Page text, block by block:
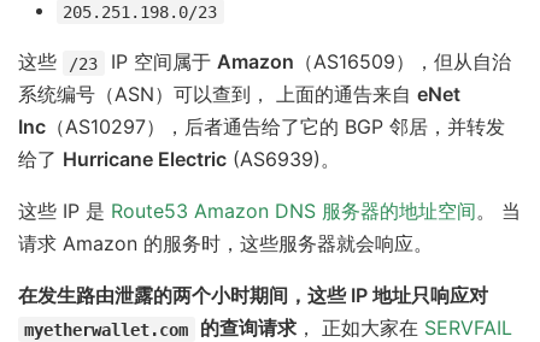
205.251.198.0/23
这些 /23 IP 空间属于 Amazon （AS16509），但从自治
系统编号（ASN）可以查到， 上面的通告来自 eNet
Inc （AS10297），后者通告给了它的 BGP 邻居，并转发
给了 Hurricane Electric (AS6939)。
这些 IP 是 Route53 Amazon DNS 服务器的地址空间。 当
请求 Amazon 的服务时，这些服务器就会响应。
在发生路由泄露的两个小时期间，这些 IP 地址只响应对
myetherwallet.com 的查询请求， 正如大家在 SERVFAIL